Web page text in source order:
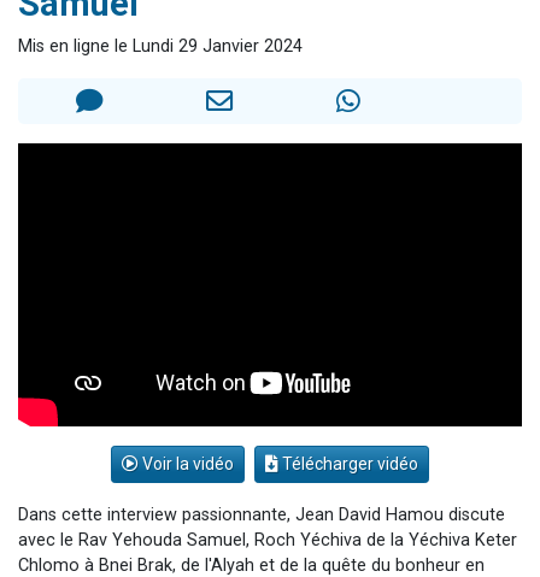
8 personnes viennent de faire un don pour Tsédaka : pauvres d'Israel
Mis en ligne le Lundi 29 Janvier 2024
Voir la vidéo Télécharger vidéo
Dans cette interview passionnante, Jean David Hamou discute
avec le Rav Yehouda Samuel, Roch Yéchiva de la Yéchiva Keter
Chlomo à Bnei Brak, de l'Alyah et de la quête du bonheur en